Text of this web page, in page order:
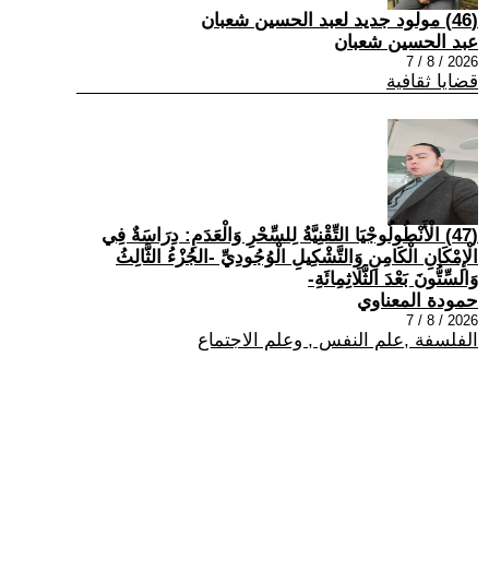
(46) مولود جديد لعبد الحسين شعبان
عبد الحسين شعبان
2026 / 8 / 7
قضايا ثقافية
(47) الْأَنْطُولُوجْيَا التِّقْنِيَّةُ لِلسِّحْرِ وَالْعَدَمِ: دِرَاسَةٌ فِي
الْإِمْكَانِ الْكَامِنِ وَالتَّشْكِيلِ الْوُجُودِيِّ -الجُزْءُ الثَّالِثُ
وَالسِّتُّونَ بَعْدَ الثَّلَاثِمِائَةِ-
حمودة المعناوي
2026 / 8 / 7
الفلسفة ,علم النفس , وعلم الاجتماع